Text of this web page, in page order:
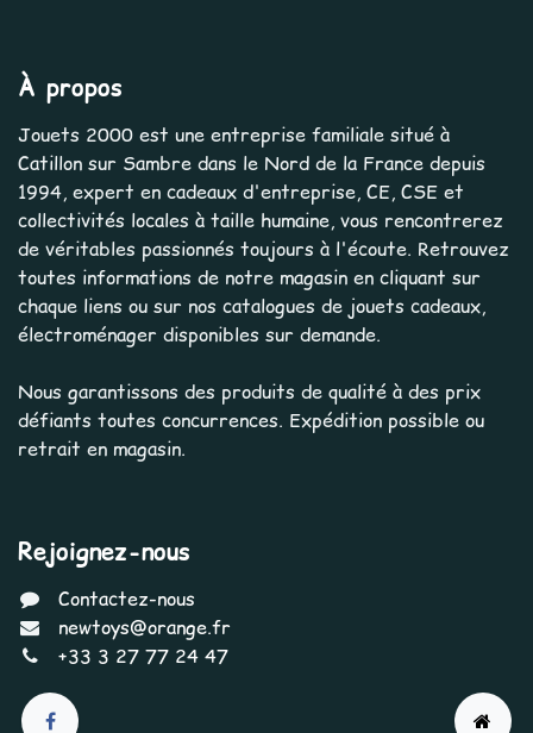
À propos
Jouets 2000 est une entreprise familiale situé à
Catillon sur Sambre dans le Nord de la France depuis
1994, expert en cadeaux d'entreprise, CE, CSE et
collectivités locales à taille humaine, vous rencontrerez
de véritables passionnés toujours à l'écoute. Retrouvez
toutes informations de notre magasin en cliquant sur
chaque liens ou sur nos catalogues de jouets cadeaux,
électroménager disponibles sur demande.
Nous garantissons des produits de qualité à des prix
défiants toutes concurrences. Expédition possible ou
retrait en magasin.
Rejoignez-nous
Contactez-nous
newtoys@orange.fr
+33 3 27 77 24 47